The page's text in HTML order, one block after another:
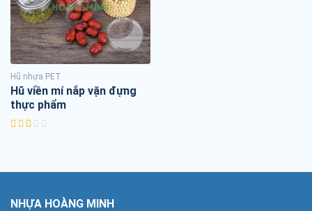
Hũ nhựa PET
Hũ viền mí nắp vặn đựng
thực phẩm
NHỰA HOÀNG MINH